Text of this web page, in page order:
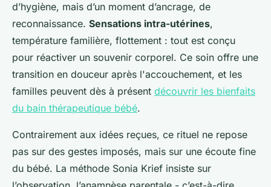
d’hygiène, mais d’un moment d’ancrage, de
reconnaissance. Sensations intra-utérines,
température familière, flottement : tout est conçu
pour réactiver un souvenir corporel. Ce soin offre une
transition en douceur après l'accouchement, et les
familles peuvent dès à présent découvrir les bienfaits
du bain thérapeutique bébé.
Contrairement aux idées reçues, ce rituel ne repose
pas sur des gestes imposés, mais sur une écoute fine
du bébé. La méthode Sonia Krief insiste sur